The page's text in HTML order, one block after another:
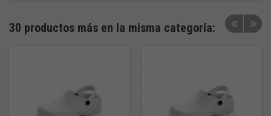
30 productos más en la misma categoría: